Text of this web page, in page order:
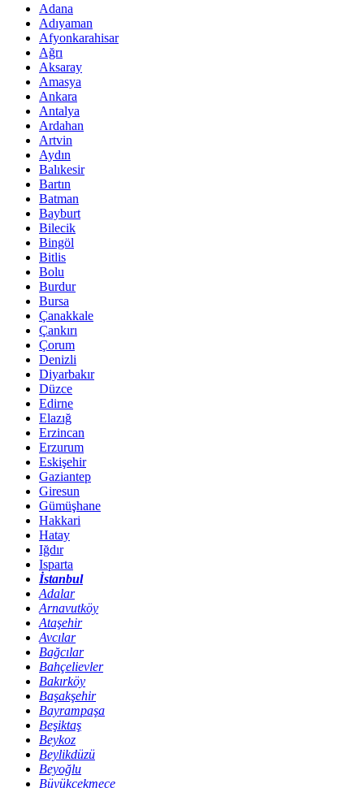
Adana
Adıyaman
Afyonkarahisar
Ağrı
Aksaray
Amasya
Ankara
Antalya
Ardahan
Artvin
Aydın
Balıkesir
Bartın
Batman
Bayburt
Bilecik
Bingöl
Bitlis
Bolu
Burdur
Bursa
Çanakkale
Çankırı
Çorum
Denizli
Diyarbakır
Düzce
Edirne
Elazığ
Erzincan
Erzurum
Eskişehir
Gaziantep
Giresun
Gümüşhane
Hakkari
Hatay
Iğdır
Isparta
İstanbul
Adalar
Arnavutköy
Ataşehir
Avcılar
Bağcılar
Bahçelievler
Bakırköy
Başakşehir
Bayrampaşa
Beşiktaş
Beykoz
Beylikdüzü
Beyoğlu
Büyükçekmece